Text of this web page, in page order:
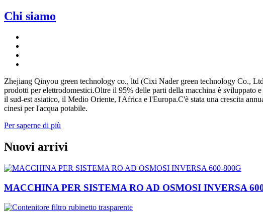
Chi siamo
Zhejiang Qinyou green technology co., ltd (Cixi Nader green technology Co.,
prodotti per elettrodomestici.Oltre il 95% delle parti della macchina è sviluppato
il sud-est asiatico, il Medio Oriente, l'Africa e l'Europa.C'è stata una crescita
cinesi per l'acqua potabile.
Per saperne di più
Nuovi arrivi
MACCHINA PER SISTEMA RO AD OSMOSI INVERSA